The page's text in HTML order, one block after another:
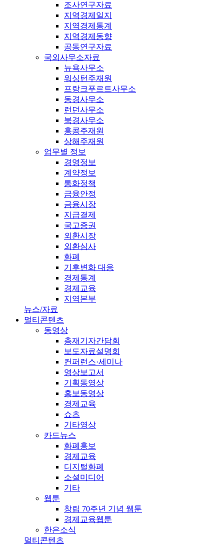
조사연구자료
지역경제일지
지역경제통계
지역경제동향
공동연구자료
국외사무소자료
뉴욕사무소
워싱턴주재원
프랑크푸르트사무소
동경사무소
런던사무소
북경사무소
홍콩주재원
상해주재원
업무별 정보
경영정보
계약정보
통화정책
금융안정
금융시장
지급결제
국고증권
외환시장
외환심사
화폐
기후변화 대응
경제통계
경제교육
지역본부
뉴스/자료
멀티콘텐츠
동영상
총재기자간담회
보도자료설명회
컨퍼런스·세미나
영상보고서
기획동영상
홍보동영상
경제교육
쇼츠
기타영상
카드뉴스
화폐홍보
경제교육
디지털화폐
소셜미디어
기타
웹툰
창립 70주년 기념 웹툰
경제교육웹툰
한은소식
멀티콘텐츠